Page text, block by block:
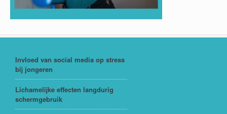
Invloed van social media op stress
bij jongeren
Lichamelijke effecten langdurig
schermgebruik